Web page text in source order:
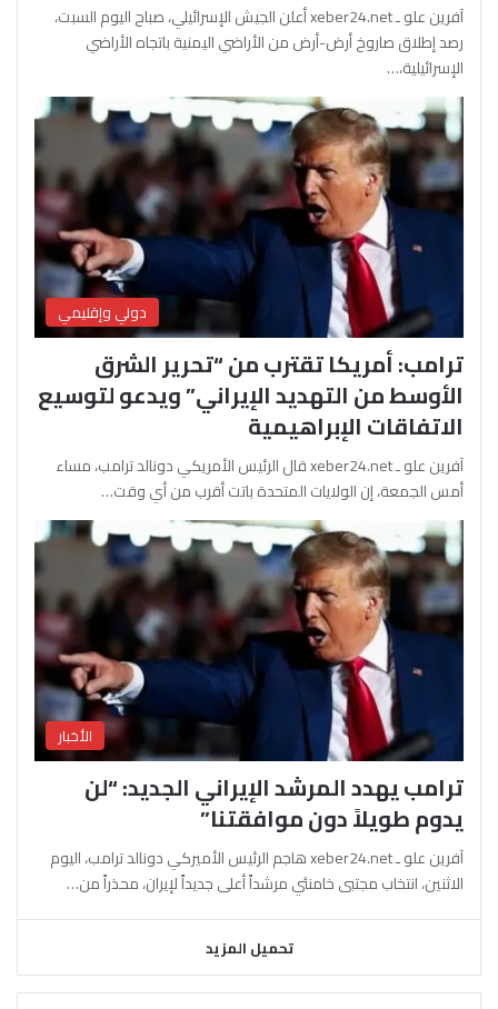
آفرين علو ـ xeber24.net أعلن الجيش الإسرائيلي، صباح اليوم السبت،
رصد إطلاق صاروخ أرض-أرض من الأراضي اليمنية باتجاه الأراضي
الإسرائيلية،…
دولي وإقليمي
ترامب: أمريكا تقترب من “تحرير الشرق
الأوسط من التهديد الإيراني” ويدعو لتوسيع
الاتفاقات الإبراهيمية
آفرين علو ـ xeber24.net قال الرئيس الأمريكي دونالد ترامب، مساء
أمس الجمعة، إن الولايات المتحدة باتت أقرب من أي وقت…
الأخبار
ترامب يهدد المرشد الإيراني الجديد: “لن
يدوم طويلاً دون موافقتنا”
آفرين علو ـ xeber24.net هاجم الرئيس الأميركي دونالد ترامب، اليوم
الاثنين، انتخاب مجتبى خامنئي مرشداً أعلى جديداً لإيران، محذراً من…
تحميل المزيد